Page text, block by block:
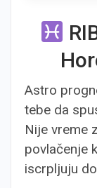
Astro
tebe da
Nije vreme
povlačenje
iscrpljuju